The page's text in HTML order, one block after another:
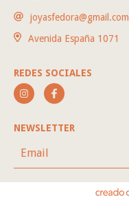
joyasfedora@gmail.com
Avenida España 1071
REDES SOCIALES
NEWSLETTER